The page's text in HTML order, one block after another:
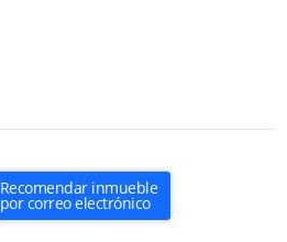
Recomendar inmueble
por correo electrónico